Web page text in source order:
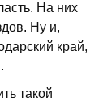
На них
Ну и,
край,
такой